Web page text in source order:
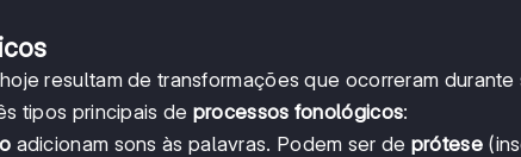
resultam de transformações que ocorreram durante
tipos principais de processos fonológicos:
adicionam sons às palavras. Podem ser de prótese